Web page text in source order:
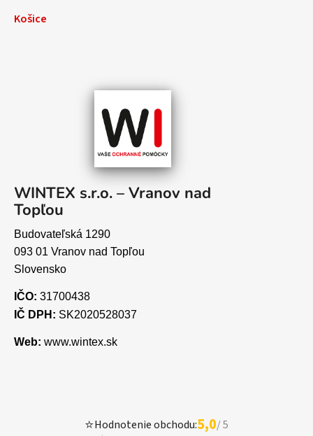
Košice
WINTEX s.r.o. – Vranov nad
Topľou
Budovateľská 1290
093 01 Vranov nad Topľou
Slovensko
IČO: 31700438
IČ DPH: SK2020528037
Web: www.wintex.sk
⭐Hodnotenie obchodu:5,0/ 5